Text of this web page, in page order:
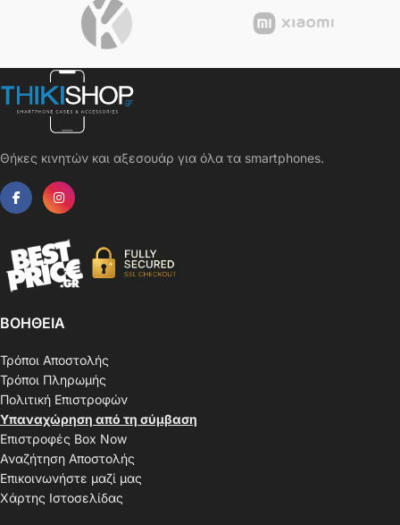
Θήκες κινητών και αξεσουάρ για όλα τα smartphones.
ΒΟΗΘΕΙΑ
Τρόποι Αποστολής
Τρόποι Πληρωμής
Πολιτική Επιστροφών
Υπαναχώρηση από τη σύμβαση
Επιστροφές Box Now
Αναζήτηση Αποστολής
Επικοινωνήστε μαζί μας
Χάρτης Ιστοσελίδας